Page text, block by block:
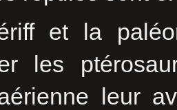
et la
les
leur